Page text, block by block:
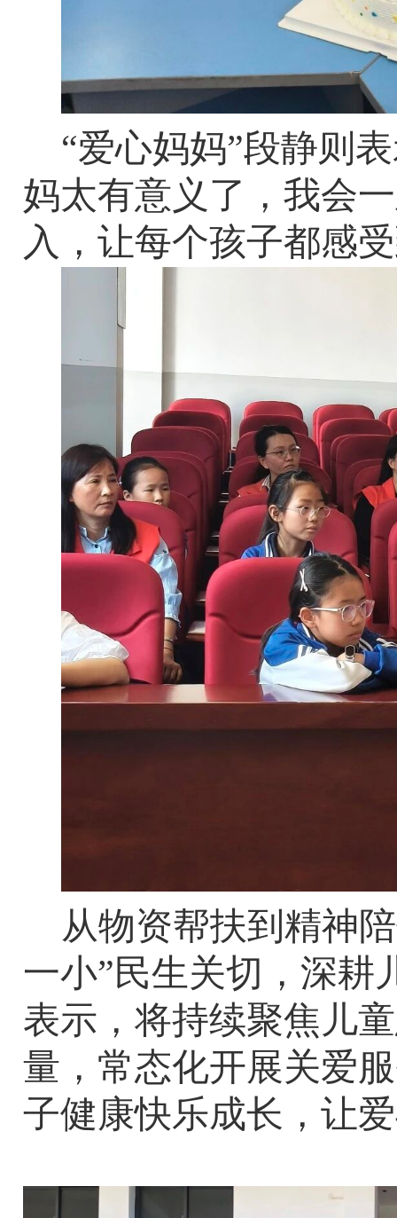
“爱心妈妈”段静则
妈太有意义了，我会
入，让每个孩子都感
从物资帮扶到精神
一小”民生关切，深耕
表示，将持续聚焦儿
量，常态化开展关爱
子健康快乐成长，让